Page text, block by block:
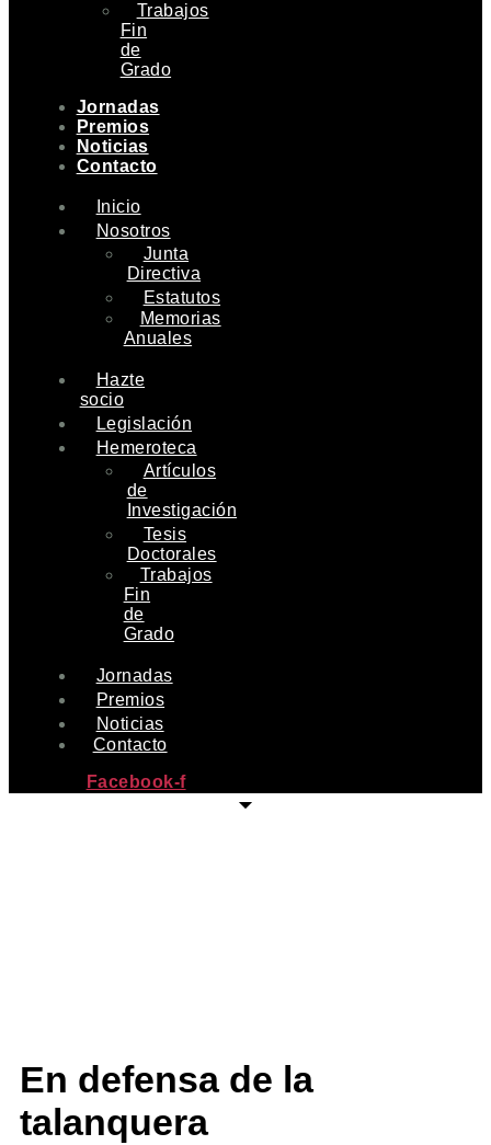
Trabajos
Fin
de
Grado
Jornadas
Premios
Noticias
Contacto
Inicio
Nosotros
Junta
Directiva
Estatutos
Memorias
Anuales
Hazte
socio
Legislación
Hemeroteca
Artículos
de
Investigación
Tesis
Doctorales
Trabajos
Fin
de
Grado
Jornadas
Premios
Noticias
Contacto
Facebook-f
En defensa de la
talanquera